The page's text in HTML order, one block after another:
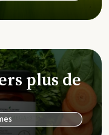
plus de